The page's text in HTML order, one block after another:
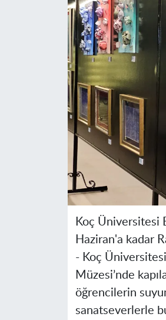
Koç Üniversitesi
Haziran'a kadar
- Koç
Müzesi’nde
öğrencilerin
sanatseverlerle